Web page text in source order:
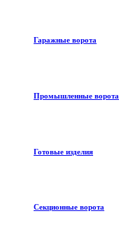
Гаражные ворота
Промышленные ворота
Готовые изделия
Секционные ворота